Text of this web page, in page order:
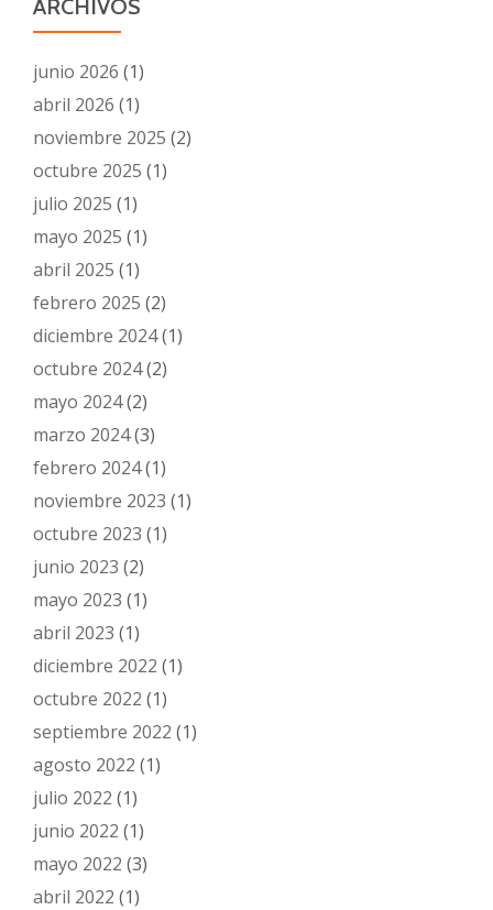
ARCHIVOS
junio 2026 (1)
abril 2026 (1)
noviembre 2025 (2)
octubre 2025 (1)
julio 2025 (1)
mayo 2025 (1)
abril 2025 (1)
febrero 2025 (2)
diciembre 2024(1)
octubre 2024(2)
mayo 2024(2)
marzo 2024(3)
febrero 2024(1)
noviembre 2023 (1)
octubre 2023 (1)
junio 2023 (2)
mayo 2023 (1)
abril 2023 (1)
diciembre 2022 (1)
octubre 2022 (1)
septiembre 2022 (1)
agosto 2022 (1)
julio 2022 (1)
junio 2022 (1)
mayo 2022 (3)
abril 2022 (1)